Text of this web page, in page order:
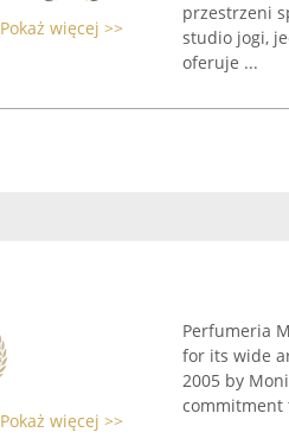
Pokaż więcej >>
przestrzeni
studio jogi,
oferuje ...
Pokaż więcej >>
Perfumeria
for its wide
2005 by
commitment